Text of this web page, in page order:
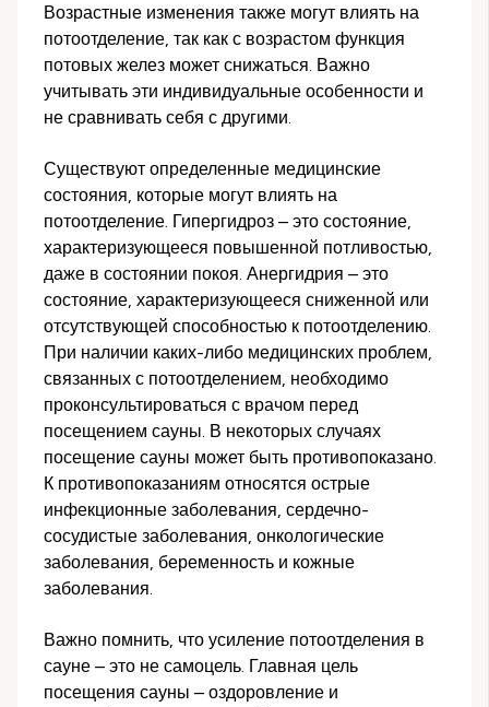
Возрастные изменения также могут влиять на
потоотделение, так как с возрастом функция
потовых желез может снижаться. Важно
учитывать эти индивидуальные особенности и
не сравнивать себя с другими.
Существуют определенные медицинские
состояния, которые могут влиять на
потоотделение. Гипергидроз – это состояние,
характеризующееся повышенной потливостью,
даже в состоянии покоя. Анергидрия – это
состояние, характеризующееся сниженной или
отсутствующей способностью к потоотделению.
При наличии каких-либо медицинских проблем,
связанных с потоотделением, необходимо
проконсультироваться с врачом перед
посещением сауны. В некоторых случаях
посещение сауны может быть противопоказано.
К противопоказаниям относятся острые
инфекционные заболевания, сердечно-
сосудистые заболевания, онкологические
заболевания, беременность и кожные
заболевания.
Важно помнить, что усиление потоотделения в
сауне – это не самоцель. Главная цель
посещения сауны – оздоровление и